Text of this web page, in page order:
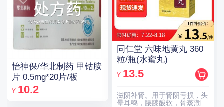
怡神保/华北制药 甲钴胺
片 0.5mg*20片/板
¥ 10.2
同仁堂 六味地黄丸 360
粒/瓶(水蜜丸)
¥ 13.5
滋阴补肾。用于肾阴亏损，头
晕耳鸣，腰膝酸软，骨蒸潮